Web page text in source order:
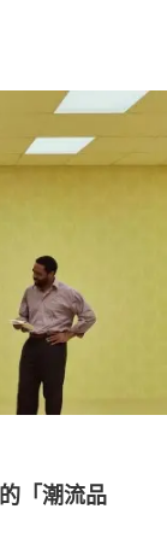
「潮流品